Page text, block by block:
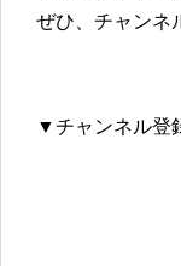
ぜひ、チャンネ
▼チャンネル登